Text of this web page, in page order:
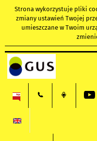
Strona wykorzystuje pliki
zmiany ustawień Twojej
umieszczane w Twoim